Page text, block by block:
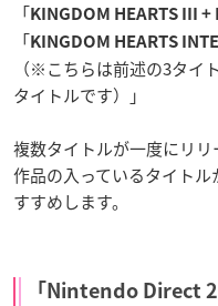
「 KINGDOM HEARTS III
「 KINGDOM HEARTS
（※こちらは前述の3タイ
タイトルです）」
複数タイトルが一度にリ
作品の入っているタイト
すすめします。
「Nintendo Direct